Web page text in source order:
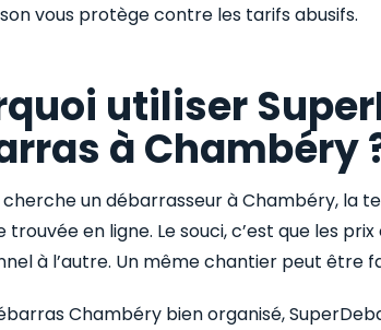
vous protège contre les tarifs abusifs.
utiliser
à Chambéry
cherche un débarrasseur à Chambéry,
trouvée en ligne. Le souci, c’est que les
à l’autre. Un même chantier peut être
Chambéry bien organisé,